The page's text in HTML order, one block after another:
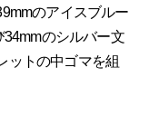
のアイスブルー
のシルバー文
ットの中ゴマを組